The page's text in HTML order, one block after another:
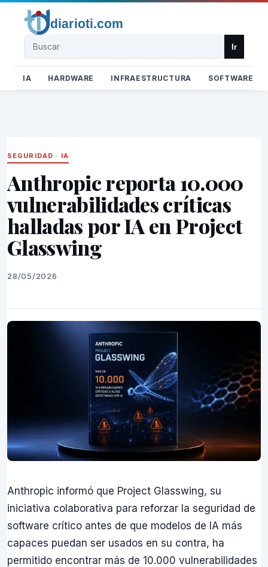
Buscar Ir
IA HARDWARE INFRAESTRUCTURA SOFTWARE
SEGURIDAD · IA
Anthropic reporta 10.000
vulnerabilidades críticas
halladas por IA en Project
Glasswing
28/05/2026
Anthropic informó que Project Glasswing, su
iniciativa colaborativa para reforzar la seguridad de
software crítico antes de que modelos de IA más
capaces puedan ser usados en su contra, ha
permitido encontrar más de 10.000 vulnerabilidades